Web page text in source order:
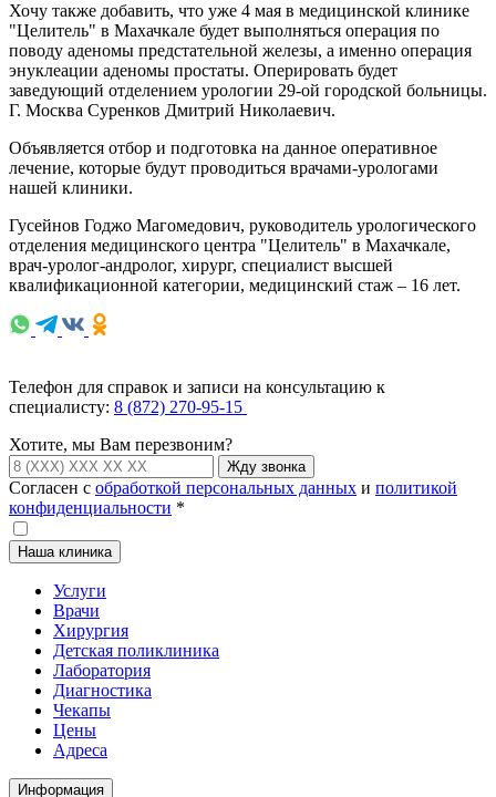
Хочу также добавить, что уже 4 мая в медицинской клинике
"Целитель" в Махачкале будет выполняться операция по
поводу аденомы предстательной железы, а именно операция
энуклеации аденомы простаты. Оперировать будет
заведующий отделением урологии 29-ой городской больницы.
Г. Москва Суренков Дмитрий Николаевич.
Объявляется отбор и подготовка на данное оперативное
лечение, которые будут проводиться врачами-урологами
нашей клиники.
Гусейнов Годжо Магомедович, руководитель урологического
отделения медицинского центра "Целитель" в Махачкале,
врач-уролог-андролог, хирург, специалист высшей
квалификационной категории, медицинский стаж – 16 лет.
Телефон для справок и записи на консультацию к
специалисту: 8 (872) 270-95-15
Хотите, мы Вам перезвоним?
Жду звонка
Согласен с обработкой персональных данных и политикой
конфиденциальности *
Наша клиника
Услуги
Врачи
Хирургия
Детская поликлиника
Лаборатория
Диагностика
Чекапы
Цены
Адреса
Информация